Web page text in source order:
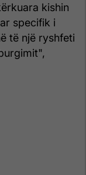
kishin
specifik i
të një ryshfeti